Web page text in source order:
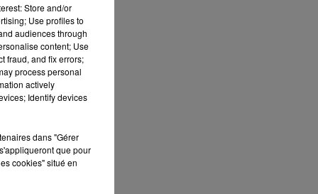
Store and/or
Use profiles to
audiences through
content; Use
fraud, and fix errors;
process personal
actively
Identify devices
dans "Gérer
que pour
cookies" situé en